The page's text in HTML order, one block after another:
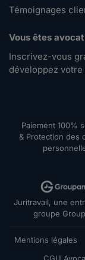
Témoignages
Vous êtes
Inscrivez-vous
développez
Paiement 100%
& Protection des
Juritravail, une
groupe
Mentions légales